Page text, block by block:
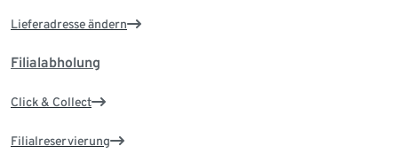
Lieferadresse ändern
Filialabholung
Click & Collect
Filialreservierung